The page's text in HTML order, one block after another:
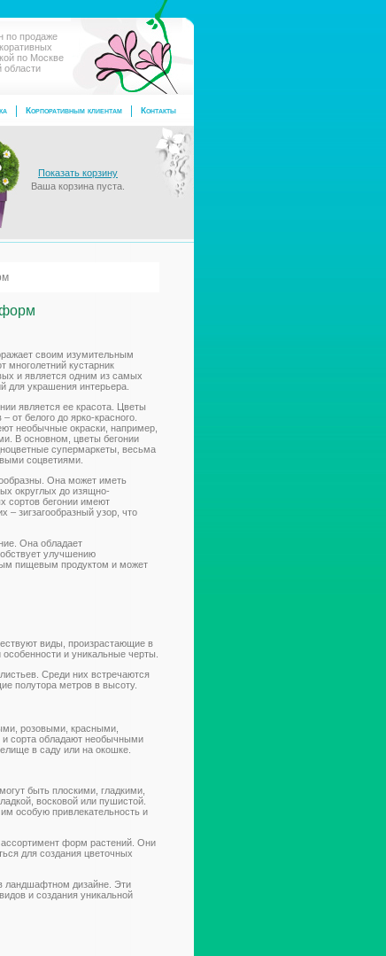
по продаже
по Москве
области
Контакты
Корпоративным клиентам
Показать корзину
Ваша корзина пуста.
форм
своим изумительным
многолетний кустарник
и является одним из самых
для украшения интерьера.
является ее красота. Цветы
от белого до ярко-красного.
необычные окраски, например,
В основном, цветы бегонии
супермаркеты, весьма
соцветиями.
Она может иметь
округлых до изящно-
сортов бегонии имеют
– зигзагообразный узор, что
Она обладает
улучшению
пищевым продуктом и может
виды, произрастающие в
и уникальные черты.
Среди них встречаются
полутора метров в высоту.
розовыми, красными,
сорта обладают необычными
в саду или на окошке.
быть плоскими, гладкими,
восковой или пушистой.
особую привлекательность и
ассортимент форм растений. Они
для создания цветочных
ландшафтном дизайне. Эти
и создания уникальной